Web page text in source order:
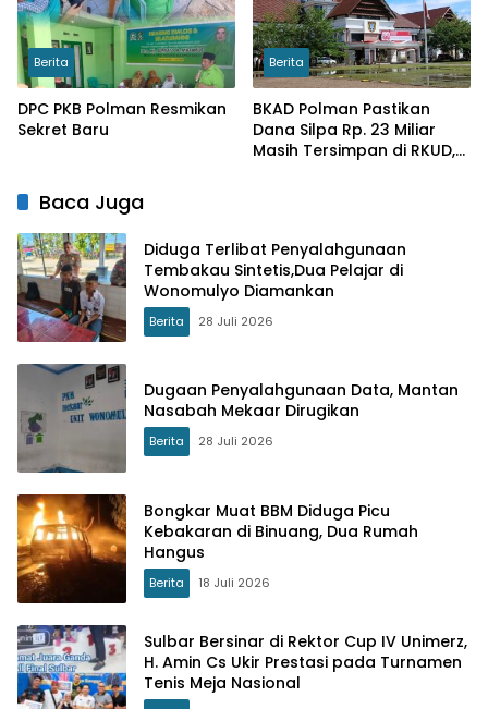
Berita
DPC PKB Polman Resmikan
Sekret Baru
Berita
BKAD Polman Pastikan
Dana Silpa Rp. 23 Miliar
Masih Tersimpan di RKUD,
Baca Juga
Diduga Terlibat Penyalahgunaan
Tembakau Sintetis,Dua Pelajar di
Wonomulyo Diamankan
Berita 28 Juli 2026
Dugaan Penyalahgunaan Data, Mantan
Nasabah Mekaar Dirugikan
Berita 28 Juli 2026
Bongkar Muat BBM Diduga Picu
Kebakaran di Binuang, Dua Rumah
Hangus
Berita 18 Juli 2026
Sulbar Bersinar di Rektor Cup IV Unimerz,
H. Amin Cs Ukir Prestasi pada Turnamen
Tenis Meja Nasional